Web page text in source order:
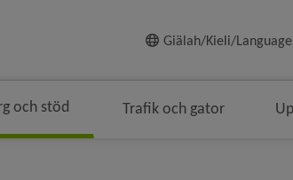
Giälah/Kieli/
och stöd Trafik och gator